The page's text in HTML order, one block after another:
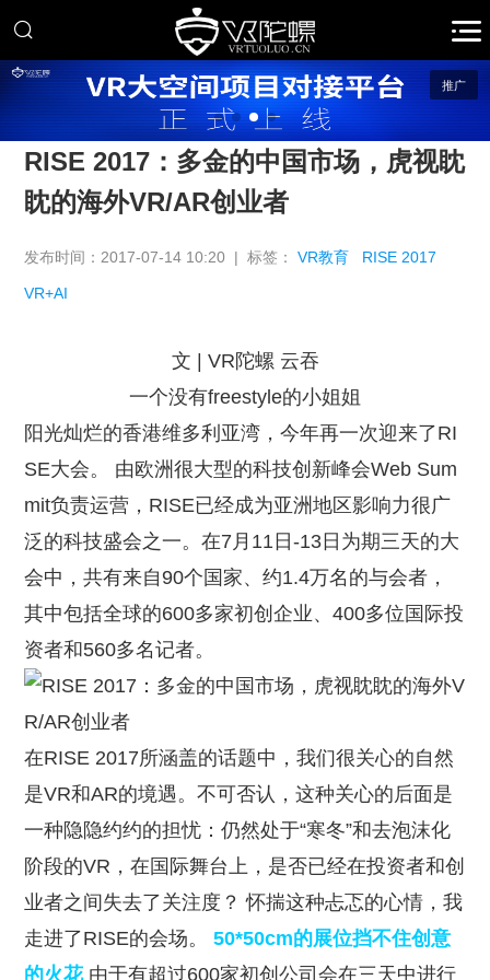
推广
RISE 2017：多金的中国市场，虎视眈
眈的海外VR/AR创业者
发布时间：2017-07-14 10:20 | 标签：VR教育 RISE 2017
VR+AI
文 | VR陀螺 云吞
一个没有freestyle的小姐姐
阳光灿烂的香港维多利亚湾，今年再一次迎来了RI
SE大会。 由欧洲很大型的科技创新峰会Web Sum
mit负责运营，RISE已经成为亚洲地区影响力很广
泛的科技盛会之一。在7月11日-13日为期三天的大
会中，共有来自90个国家、约1.4万名的与会者，
其中包括全球的600多家初创企业、400多位国际投
资者和560多名记者。
在RISE 2017所涵盖的话题中，我们很关心的自然
是VR和AR的境遇。不可否认，这种关心的后面是
一种隐隐约约的担忧：仍然处于“寒冬”和去泡沫化
阶段的VR，在国际舞台上，是否已经在投资者和创
业者之间失去了关注度？ 怀揣这种忐忑的心情，我
走进了RISE的会场。50*50cm的展位挡不住创意
的火花由于有超过600家初创公司会在三天中进行